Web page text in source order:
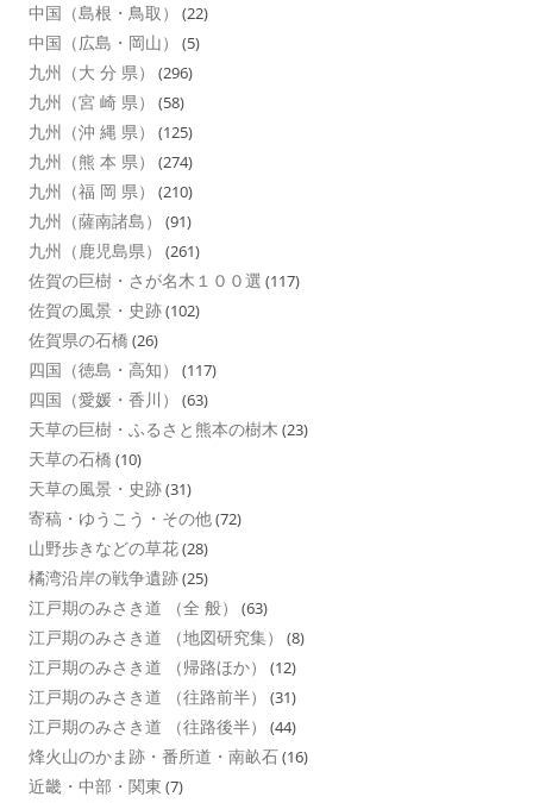
中国（島根・鳥取） (22)
中国（広島・岡山） (5)
九州（大 分 県） (296)
九州（宮 崎 県） (58)
九州（沖 縄 県） (125)
九州（熊 本 県） (274)
九州（福 岡 県） (210)
九州（薩南諸島） (91)
九州（鹿児島県） (261)
佐賀の巨樹・さが名木１００選 (117)
佐賀の風景・史跡(102)
佐賀県の石橋 (26)
四国（徳島・高知） (117)
四国（愛媛・香川） (63)
天草の巨樹・ふるさと熊本の樹木 (23)
天草の石橋 (10)
天草の風景・史跡(31)
寄稿・ゆうこう・その他(72)
山野歩きなどの草花(28)
橘湾沿岸の戦争遺跡(25)
江戸期のみさき道 （全 般） (63)
江戸期のみさき道 （地図研究集） (8)
江戸期のみさき道 （帰路ほか） (12)
江戸期のみさき道 （往路前半） (31)
江戸期のみさき道 （往路後半） (44)
烽火山のかま跡・番所道・南畝石(16)
近畿・中部・関東 (7)